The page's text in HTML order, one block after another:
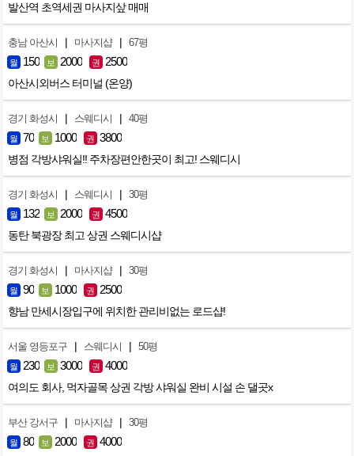
발산역 초역세권 마사지샆 매매
충남 아산시 | 마사지샵 | 67평
월 150 보 2000 권 2500
아산시외버스 터미널 (온양)
경기 화성시 | 스웨디시 | 40평
월 70 보 1000 권 3800
병점 각방샤워실!! 주차장편안한곳이 최고! 스웨디시
경기 화성시 | 스웨디시 | 30평
월 132 보 2000 권 4500
동탄 북광장 최고 상권 스웨디시샵
경기 화성시 | 마사지샵 | 30평
월 90 보 1000 권 2500
향남 만세시장입구에 위치한 관리비없는 로드샵!
서울 영등포구 | 스웨디시 | 50평
월 230 보 3000 권 4000
여의도 회사, 먹자골목 상권 각방 샤워실 완비 시설 손 댈곳x
부산 강서구 | 마사지샵 | 30평
월 80 보 2000 권 4000